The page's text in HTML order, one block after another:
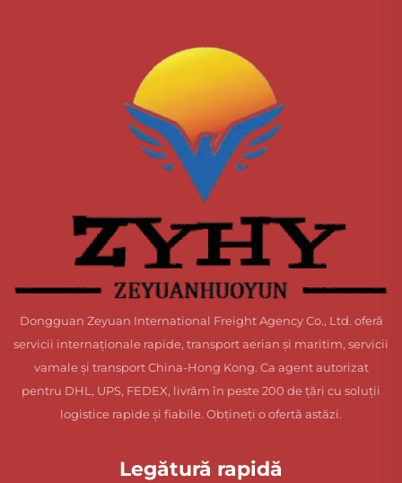
Dongguan Zeyuan International Freight Agency Co., Ltd. oferă
servicii internaționale rapide, transport aerian și maritim, servicii
vamale și transport China-Hong Kong. Ca agent autorizat
pentru DHL, UPS, FEDEX, livrăm în peste 200 de țări cu soluții
logistice rapide și fiabile. Obțineți o ofertă astăzi.
Legătură rapidă